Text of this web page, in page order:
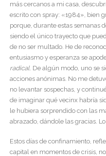
más cercanos a mi casa,
escrito con spray: «1984», bien
porque, durante estas semanas
siendo el único trayecto que
de no ser multado. He de
entusiasmo y esperanza se
radical. De algún modo, uno se
acciones anónimas. No me
no levantar sospechas, y
de imaginar qué vecinx habría
le hubiera sorprendido con las
abrazado, dándole las gracias.
Estos días de confinamiento,
capital en momentos de crisis,